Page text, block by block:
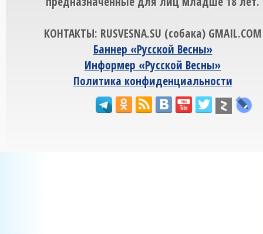
КОНТАКТЫ: RUSVESNA.SU (собака) GMAIL.COM
Баннер «Русской Весны»
Информер «Русской Весны»
Политика конфиденциальности